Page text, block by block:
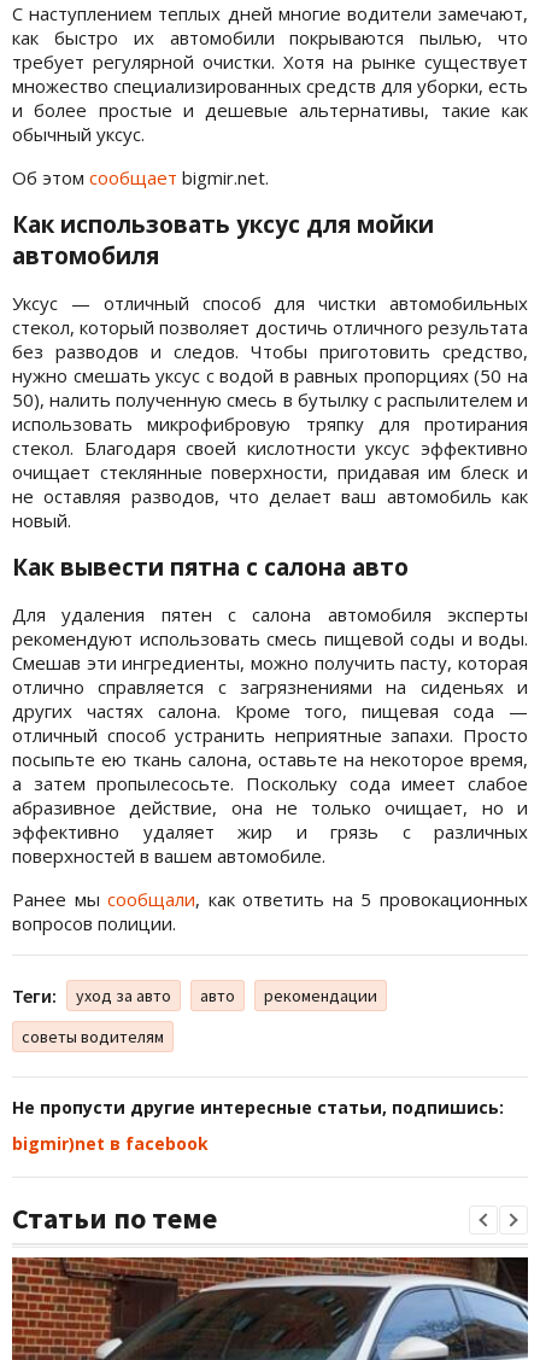
С наступлением теплых дней многие водители замечают,
как быстро их автомобили покрываются пылью, что
требует регулярной очистки. Хотя на рынке существует
множество специализированных средств для уборки, есть
и более простые и дешевые альтернативы, такие как
обычный уксус.
Об этом сообщает bigmir.net.
Как использовать уксус для мойки
автомобиля
Уксус — отличный способ для чистки автомобильных
стекол, который позволяет достичь отличного результата
без разводов и следов. Чтобы приготовить средство,
нужно смешать уксус с водой в равных пропорциях (50 на
50), налить полученную смесь в бутылку с распылителем и
использовать микрофибровую тряпку для протирания
стекол. Благодаря своей кислотности уксус эффективно
очищает стеклянные поверхности, придавая им блеск и
не оставляя разводов, что делает ваш автомобиль как
новый.
Как вывести пятна с салона авто
Для удаления пятен с салона автомобиля эксперты
рекомендуют использовать смесь пищевой соды и воды.
Смешав эти ингредиенты, можно получить пасту, которая
отлично справляется с загрязнениями на сиденьях и
других частях салона. Кроме того, пищевая сода —
отличный способ устранить неприятные запахи. Просто
посыпьте ею ткань салона, оставьте на некоторое время,
а затем пропылесосьте. Поскольку сода имеет слабое
абразивное действие, она не только очищает, но и
эффективно удаляет жир и грязь с различных
поверхностей в вашем автомобиле.
Ранее мысообщали, как ответить на 5 провокационных
вопросов полиции.
Теги: уход за авто авто
рекомендации
советы водителям
Не пропусти другие интересные статьи, подпишись:
bigmir)net в facebook
Статьи по теме